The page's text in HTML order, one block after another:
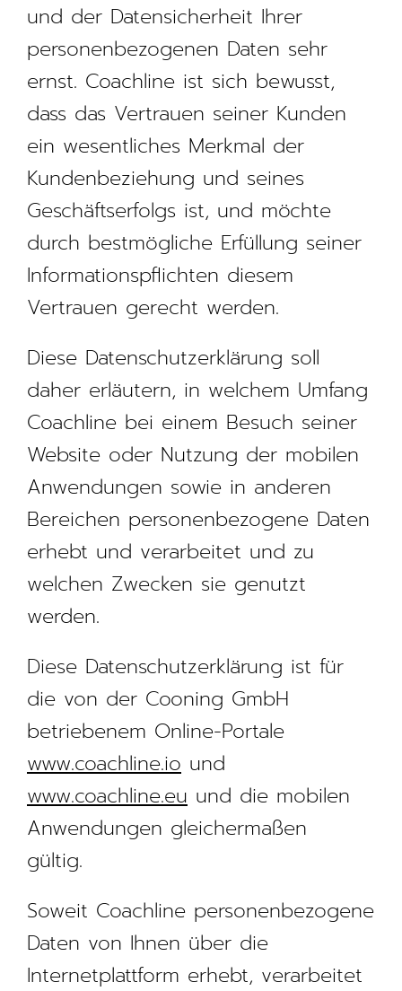
und der Datensicherheit Ihrer
personenbezogenen Daten sehr
ernst. Coachline ist sich bewusst,
dass das Vertrauen seiner Kunden
ein wesentliches Merkmal der
Kundenbeziehung und seines
Geschäftserfolgs ist, und möchte
durch bestmögliche Erfüllung seiner
Informationspflichten diesem
Vertrauen gerecht werden.
Diese Datenschutzerklärung soll
daher erläutern, in welchem Umfang
Coachline bei einem Besuch seiner
Website oder Nutzung der mobilen
Anwendungen sowie in anderen
Bereichen personenbezogene Daten
erhebt und verarbeitet und zu
welchen Zwecken sie genutzt
werden.
Diese Datenschutzerklärung ist für
die von der Cooning GmbH
betriebenem Online-Portale
www.coachline.io und
www.coachline.eu und die mobilen
Anwendungen gleichermaßen
gültig.
Soweit Coachline personenbezogene
Daten von Ihnen über die
Internetplattform erhebt, verarbeitet